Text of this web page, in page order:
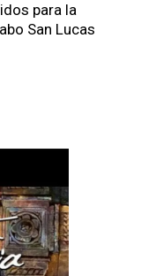
para la
San Lucas